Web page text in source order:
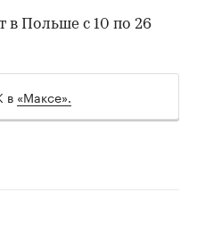
в Польше с 10 по 26
в «Максе».